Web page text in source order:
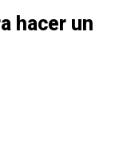
hacer un